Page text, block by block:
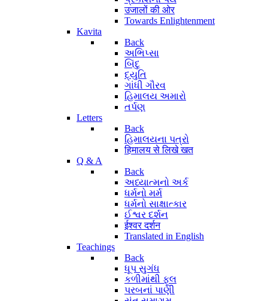
उजालों की ओर
Towards Enlightenment
Kavita
Back
અભિપ્સા
બિંદુ
દ્યુતિ
ગાંધી ગૌરવ
હિમાલય અમારો
તર્પણ
Letters
Back
હિમાલયના પત્રો
हिमालय से लिखे खत
Q & A
Back
અધ્યાત્મનો અર્ક
ધર્મનો મર્મ
ધર્મનો સાક્ષાત્કાર
ઈશ્વર દર્શન
ईश्वर दर्शन
Translated in English
Teachings
Back
ધૂપ સુગંધ
કળીમાંથી ફૂલ
પરબનાં પાણી